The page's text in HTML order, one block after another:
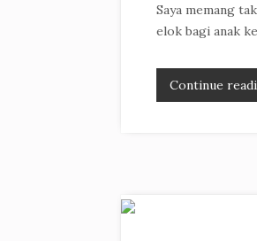
Saya memang
elok bagi anak
Continue